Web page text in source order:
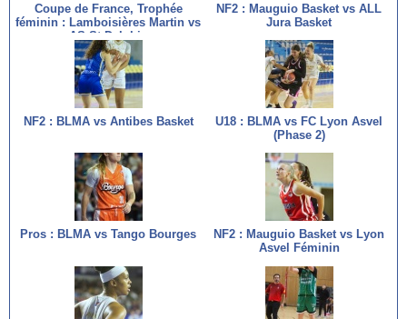
Coupe de France, Trophée
féminin : Lamboisières Martin vs
AS St Delphin
NF2 : Mauguio Basket vs ALL
Jura Basket
NF2 : BLMA vs Antibes Basket
U18 : BLMA vs FC Lyon Asvel
(Phase 2)
Pros : BLMA vs Tango Bourges
NF2 : Mauguio Basket vs Lyon
Asvel Féminin